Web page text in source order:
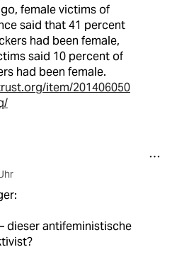
female victims of
said that 41 percent
had been female,
said 10 percent of
had been female.
item/201406050
dieser antifeministische